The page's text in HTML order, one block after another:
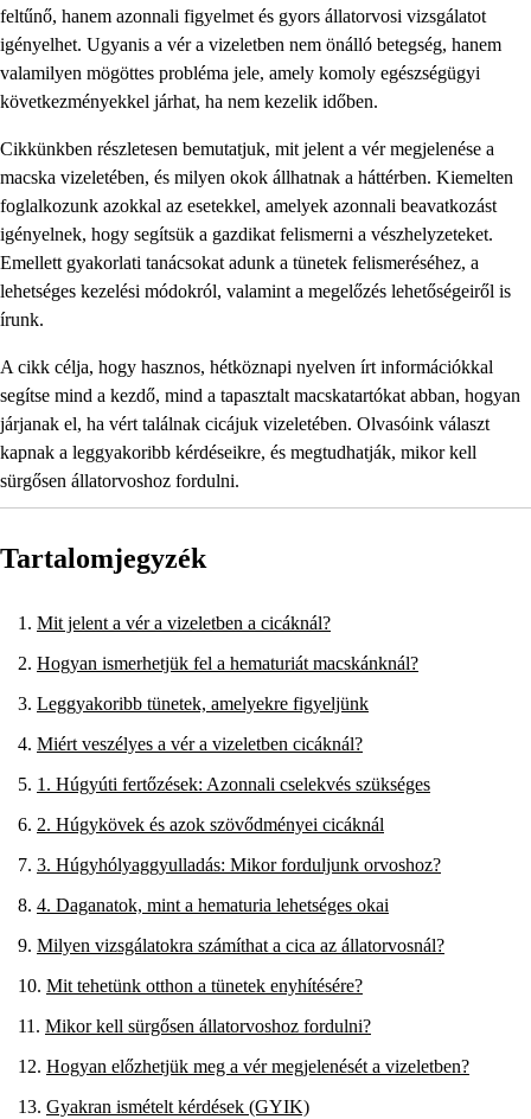
feltűnő, hanem azonnali figyelmet és gyors állatorvosi vizsgálatot
igényelhet. Ugyanis a vér a vizeletben nem önálló betegség, hanem
valamilyen mögöttes probléma jele, amely komoly egészségügyi
következményekkel járhat, ha nem kezelik időben.
Cikkünkben részletesen bemutatjuk, mit jelent a vér megjelenése a
macska vizeletében, és milyen okok állhatnak a háttérben. Kiemelten
foglalkozunk azokkal az esetekkel, amelyek azonnali beavatkozást
igényelnek, hogy segítsük a gazdikat felismerni a vészhelyzeteket.
Emellett gyakorlati tanácsokat adunk a tünetek felismeréséhez, a
lehetséges kezelési módokról, valamint a megelőzés lehetőségeiről is
írunk.
A cikk célja, hogy hasznos, hétköznapi nyelven írt információkkal
segítse mind a kezdő, mind a tapasztalt macskatartókat abban, hogyan
járjanak el, ha vért találnak cicájuk vizeletében. Olvasóink választ
kapnak a leggyakoribb kérdéseikre, és megtudhatják, mikor kell
sürgősen állatorvoshoz fordulni.
Tartalomjegyzék
Mit jelent a vér a vizeletben a cicáknál?
Hogyan ismerhetjük fel a hematuriát macskánknál?
Leggyakoribb tünetek, amelyekre figyeljünk
Miért veszélyes a vér a vizeletben cicáknál?
1. Húgyúti fertőzések: Azonnali cselekvés szükséges
2. Húgykövek és azok szövődményei cicáknál
3. Húgyhólyaggyulladás: Mikor forduljunk orvoshoz?
4. Daganatok, mint a hematuria lehetséges okai
Milyen vizsgálatokra számíthat a cica az állatorvosnál?
Mit tehetünk otthon a tünetek enyhítésére?
Mikor kell sürgősen állatorvoshoz fordulni?
Hogyan előzhetjük meg a vér megjelenését a vizeletben?
Gyakran ismételt kérdések (GYIK)